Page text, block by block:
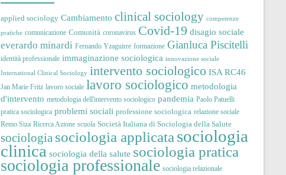
applied sociology Cambiamento clinical sociology competenze
pratiche comunicazione Comunità coronavirus Covid-19 disagio sociale
everardo minardi Fernando Yzaguirre formazione Gianluca Piscitelli
identità professionale immaginazione sociologica innovazione sociale
International Clinical Sociology intervento sociologico ISA RC46
Jan Marie Fritz lavoro sociale lavoro sociologico metodologia
d'intervento metodologia dell'intervento sociologico pandemia Paolo Patuelli
pratica sociologica problemi sociali professione sociologica relazione sociale
Remo Siza Ricerca Azione scuola Società Italiana di Sociologia della Salute
sociologia sociologia applicata sociologia
clinica sociologia della salute sociologia pratica
sociologia professionale sociologia relazionale